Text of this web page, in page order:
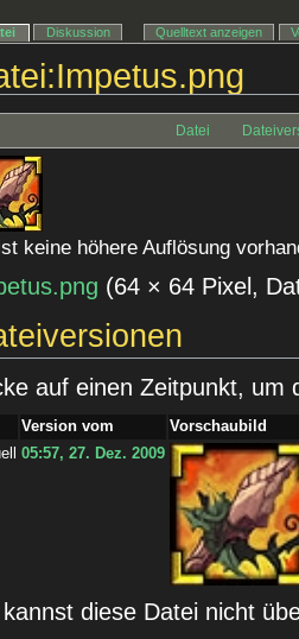
Datei
keine höhere Auflösung
(64 × 64 Pixel,
auf einen Zeitpunkt, um
Version vom
Vorschaubild
05:57, 27. Dez. 2009
diese Datei nicht
Diskussion Quelltext anzeigen